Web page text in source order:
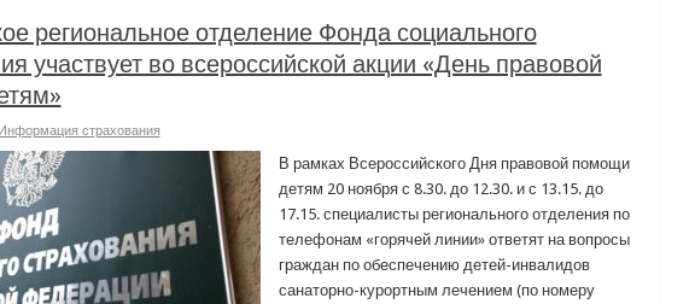
региональное отделение Фонда социального
участвует во всероссийской акции «День правовой
Информация страхования
В рамках Всероссийского Дня правовой помощи
детям 20 ноября с 8.30. до 12.30. и с 13.15. до
17.15. специалисты регионального отделения по
телефонам «горячей линии» ответят на вопросы
граждан по обеспечению детей-инвалидов
санаторно-курортным лечением (по номеру